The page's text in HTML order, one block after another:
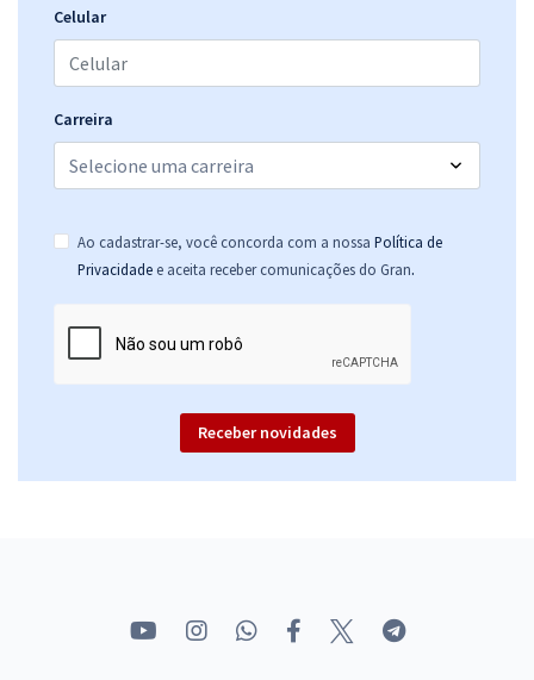
Celular
Carreira
Ao cadastrar-se, você concorda com a nossa Política de
Privacidade e aceita receber comunicações do Gran.
Receber novidades